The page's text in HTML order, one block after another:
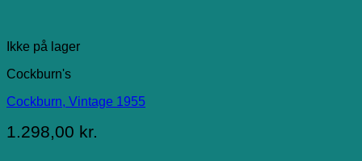
Ikke på lager
Cockburn's
Cockburn, Vintage 1955
1.298,00 kr.